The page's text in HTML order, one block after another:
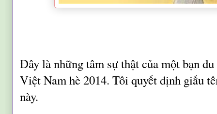
Đây là những tâm sự thật của một bạn
Việt Nam hè 2014. Tôi quyết định giấu
này.